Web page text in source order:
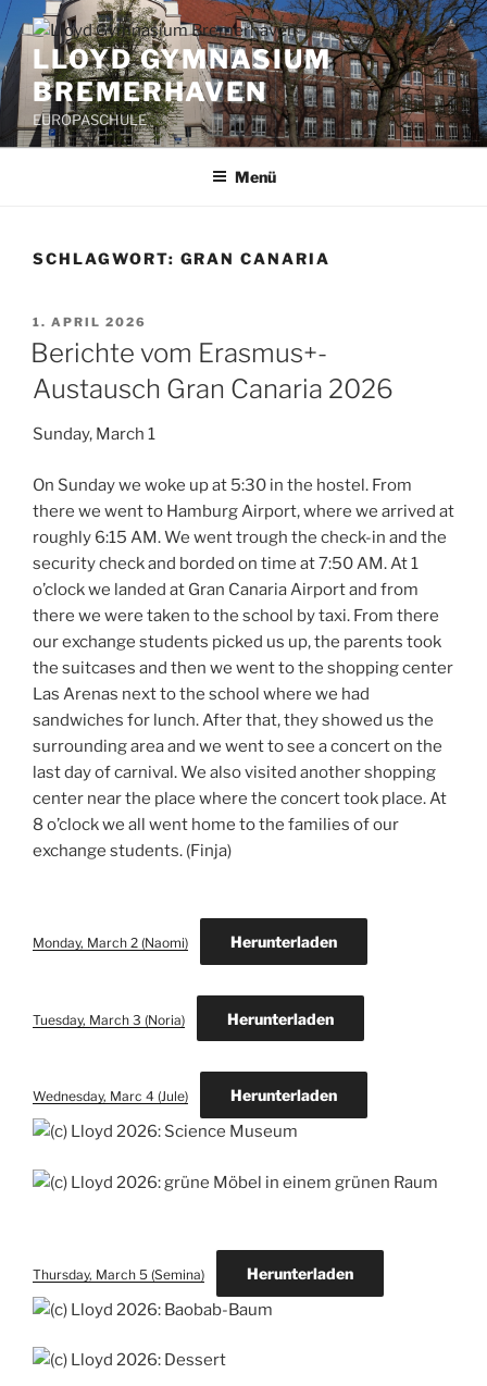
Zum
Inhalt
springenLLOYD GYMNASIUM
BREMERHAVEN
EUROPASCHULE
Menü
SCHLAGWORT: GRAN CANARIA
VERÖFFENTLICHT
AM
1. APRIL 2026
Berichte vom Erasmus+-
Austausch Gran Canaria 2026
Sunday, March 1
On Sunday we woke up at 5:30 in the hostel. From
there we went to Hamburg Airport, where we arrived at
roughly 6:15 AM. We went trough the check-in and the
security check and borded on time at 7:50 AM. At 1
o’clock we landed at Gran Canaria Airport and from
there we were taken to the school by taxi. From there
our exchange students picked us up, the parents took
the suitcases and then we went to the shopping center
Las Arenas next to the school where we had
sandwiches for lunch. After that, they showed us the
surrounding area and we went to see a concert on the
last day of carnival. We also visited another shopping
center near the place where the concert took place. At
8 o’clock we all went home to the families of our
exchange students. (Finja)
Monday, March 2 (Naomi) Herunterladen
Tuesday, March 3 (Noria) Herunterladen
Wednesday, Marc 4 (Jule) Herunterladen
Thursday, March 5 (Semina) Herunterladen